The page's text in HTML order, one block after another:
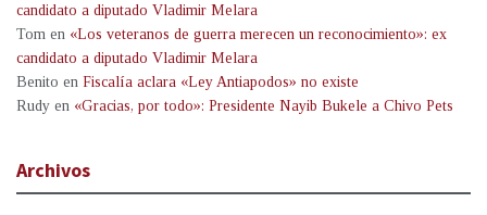
candidato a diputado Vladimir Melara
Tom en «Los veteranos de guerra merecen un reconocimiento»: ex
candidato a diputado Vladimir Melara
Benito en Fiscalía aclara «Ley Antiapodos» no existe
Rudy en «Gracias, por todo»: Presidente Nayib Bukele a Chivo Pets
Archivos